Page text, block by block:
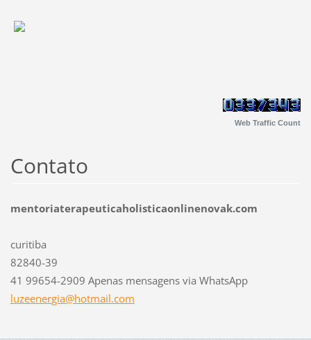
Web Traffic Count
Contato
mentoriaterapeuticaholisticaonlinenovak.com
curitiba
82840-39
41 99654-2909 Apenas mensagens via WhatsApp
luzeenergia@hotmail.com